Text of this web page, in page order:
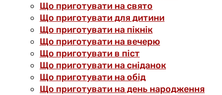
Що приготувати на свято
Що приготувати для дитини
Що приготувати на пікнік
Що приготувати на вечерю
Що приготувати в піст
Що приготувати на сніданок
Що приготувати на обід
Що приготувати на день народження